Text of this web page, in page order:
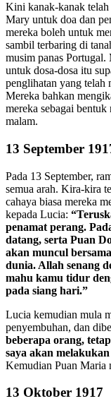
Kini kanak-kanak telah
Mary untuk doa dan
mereka boleh untuk
sambil terbaring di
musim panas Portugal.
untuk dosa-dosa itu
penglihatan yang telah
Mereka bahkan
mereka sebagai
malam.
13 September
Pada 13 September,
semua arah. Kira-kira
cahaya biasa mereka
kepada Lucia:
penamat perang.
datang, serta Puan
akan muncul
dunia. Allah senang
mahu kamu tidur
pada siang hari.”
Lucia kemudian mula
penyembuhan, dan
beberapa orang,
saya akan
Kemudian Puan Maria
13 Oktober 1917